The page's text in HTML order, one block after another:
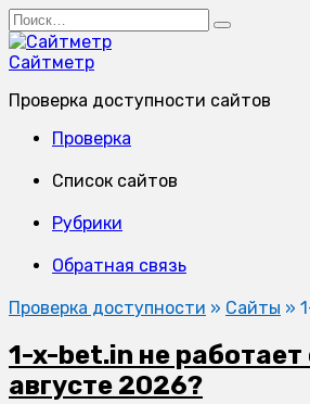
Перейти
к
содержанию
Search
for:
Сайтметр
Проверка доступности сайтов
Проверка
Список сайтов
Рубрики
Обратная связь
Проверка доступности » Сайты »
1-x-bet.in не работает
августе 2026?